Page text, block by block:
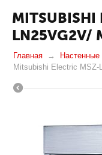
MITSUBISHI
LN25VG2V/
Главная
Mitsubishi Electric MSZ-